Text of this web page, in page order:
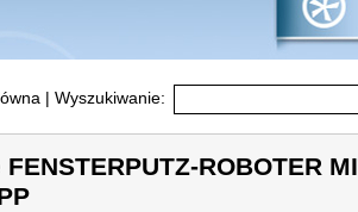
| Wyszukiwanie:
ROBOTER